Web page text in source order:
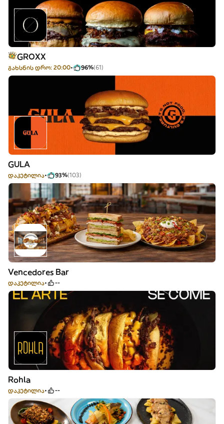
GROXX
გახსნის დრო: 20:00 96%(61)
GULA
დაკეტილია 93%(103)
Vencedores Bar
დაკეტილია --
Rohla
დაკეტილია --